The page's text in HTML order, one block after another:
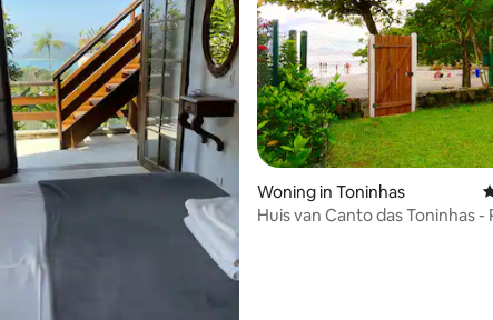
van 4,96 op 5, 152 recensies Woning in Toninhas
Huis van Canto das Toninhas -